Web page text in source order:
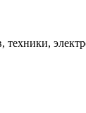
техники,